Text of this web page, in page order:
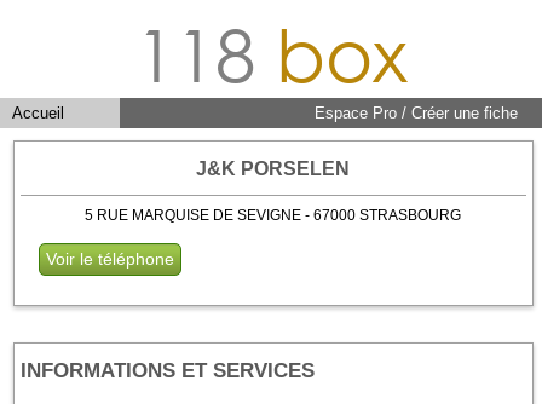
118 box
Accueil Espace Pro / Créer une fiche
J&K PORSELEN
5 RUE MARQUISE DE SEVIGNE - 67000 STRASBOURG
Voir le téléphone
INFORMATIONS ET SERVICES